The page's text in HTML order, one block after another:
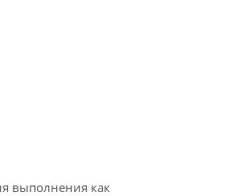
выполнения как